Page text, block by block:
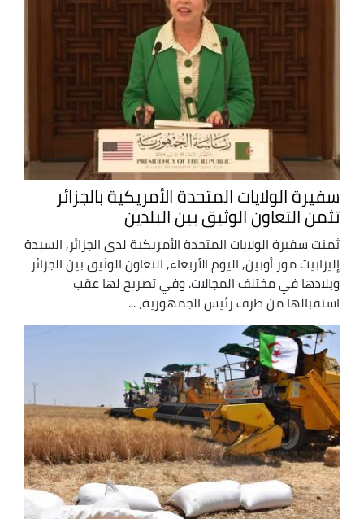
سفيرة الولايات المتحدة الأمريكية بالجزائر
تثمن التعاون الوثيق بين البلدين
ثمنت سفيرة الولايات المتحدة الأمريكية لدى الجزائر, السيدة
إليزابيت مور أوبين, اليوم الأربعاء, التعاون الوثيق بين الجزائر
وبلادها في مختلف المجالات. وفي تصريح لها عقب
استقبالها من طرف رئيس الجمهورية، ...